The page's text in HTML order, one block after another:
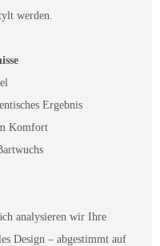
werden.
Ergebnis
Komfort
analysieren wir Ihre
Design – abgestimmt auf